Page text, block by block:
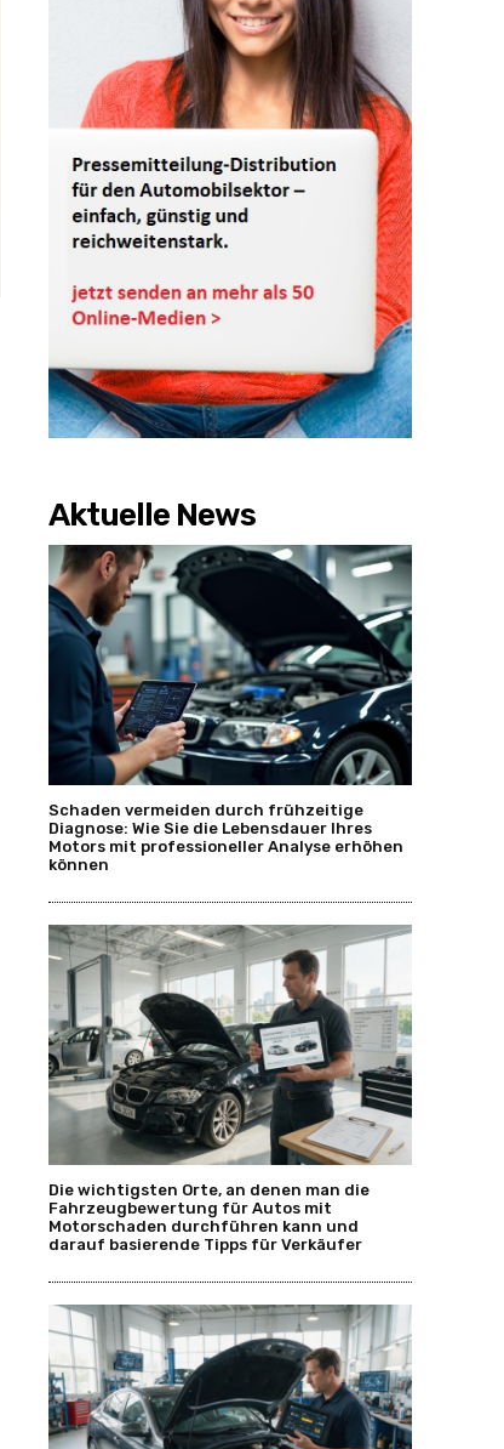
Aktuelle News
Schaden vermeiden durch frühzeitige
Diagnose: Wie Sie die Lebensdauer Ihres
Motors mit professioneller Analyse erhöhen
können
Die wichtigsten Orte, an denen man die
Fahrzeugbewertung für Autos mit
Motorschaden durchführen kann und
darauf basierende Tipps für Verkäufer